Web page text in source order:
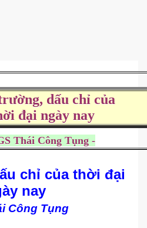
dấu chỉ của
đại ngày nay
Thái Công Tụng -
chỉ của thời đại
nay
Công Tụng